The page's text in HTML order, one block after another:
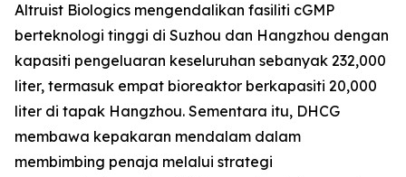
Altruist Biologics mengendalikan fasiliti cGMP
berteknologi tinggi di Suzhou dan Hangzhou dengan
kapasiti pengeluaran keseluruhan sebanyak 232,000
liter, termasuk empat bioreaktor berkapasiti 20,000
liter di tapak Hangzhou. Sementara itu, DHCG
membawa kepakaran mendalam dalam
membimbing penaja melalui strategi